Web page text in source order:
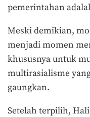
pemerintahan
Meski demikian,
menjadi momen
khususnya untuk
multirasialisme
gaungkan.
Setelah terpilih,